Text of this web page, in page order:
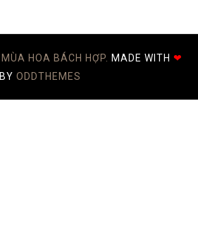
MÙA HOA BÁCH HỢP. MADE WITH ❤
BY ODDTHEMES